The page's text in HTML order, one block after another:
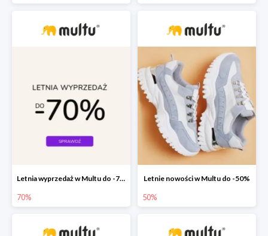
Letnia wyprzedaż w Multu do -70%
70%
Letnie nowości w Multu do -50%
50%